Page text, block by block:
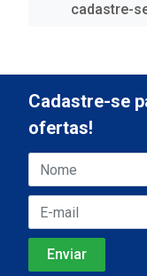
cadastre-
Cadastre-se
ofertas!